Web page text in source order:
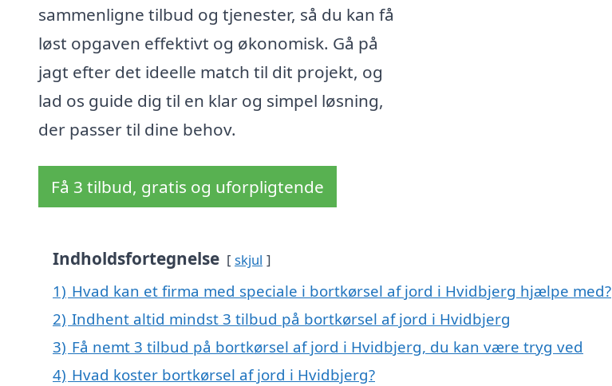
sammenligne tilbud og tjenester, så du kan få
løst opgaven effektivt og økonomisk. Gå på
jagt efter det ideelle match til dit projekt, og
lad os guide dig til en klar og simpel løsning,
der passer til dine behov.
Få 3 tilbud, gratis og uforpligtende
Indholdsfortegnelse skjul
1) Hvad kan et firma med speciale i bortkørsel af jord i Hvidbjerg hjælpe med?
2) Indhent altid mindst 3 tilbud på bortkørsel af jord i Hvidbjerg
3) Få nemt 3 tilbud på bortkørsel af jord i Hvidbjerg, du kan være tryg ved
4) Hvad koster bortkørsel af jord i Hvidbjerg?